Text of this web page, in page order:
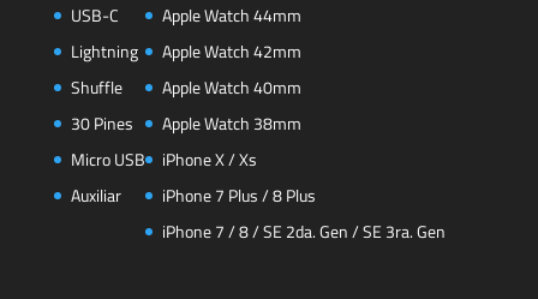
USB-C
Lightning
Shuffle
30 Pines
Micro USB
Auxiliar
Apple Watch 44mm
Apple Watch 42mm
Apple Watch 40mm
Apple Watch 38mm
iPhone X / Xs
iPhone 7 Plus / 8 Plus
iPhone 7 / 8 / SE 2da. Gen / SE 3ra. Gen